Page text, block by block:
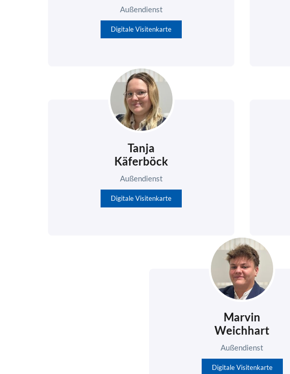
Außendienst
Digitale Visitenkarte
Tanja
Käferböck
Außendienst
Digitale Visitenkarte
Marvin
Weichhart
Außendienst
Digitale Visitenkarte